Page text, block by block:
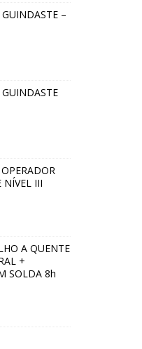
–
NÍVEL III
A QUENTE
+
SOLDA 8h